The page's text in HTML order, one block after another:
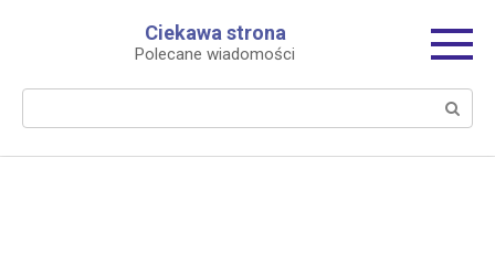
Ciekawa strona
Polecane wiadomości